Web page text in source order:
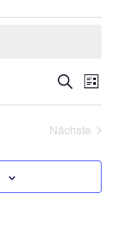
und
SucheListe
Nächste